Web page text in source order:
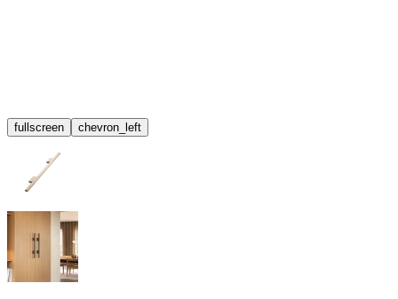
fullscreen chevron_left